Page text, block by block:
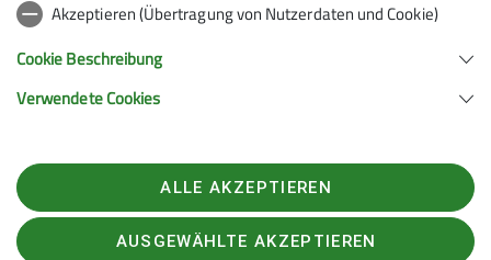
Gruppen
90537 Feucht
Telefon +4991287238865
Akzeptieren (Übertragung von Nutzerdaten und Cookie)
Cookie Beschreibung
Verwendete Cookies
ALLE AKZEPTIEREN
AUSGEWÄHLTE AKZEPTIEREN